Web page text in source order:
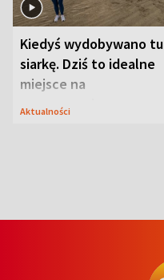
Kiedyś wydobywano tu
siarkę. Dziś to idealne
miejsce na
wypoczynek
Aktualności